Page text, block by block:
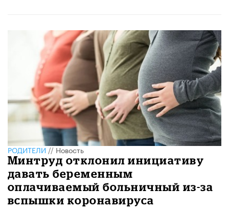
РОДИТЕЛИ//Новость
Минтруд отклонил инициативу
давать беременным
оплачиваемый больничный из-за
вспышки коронавируса